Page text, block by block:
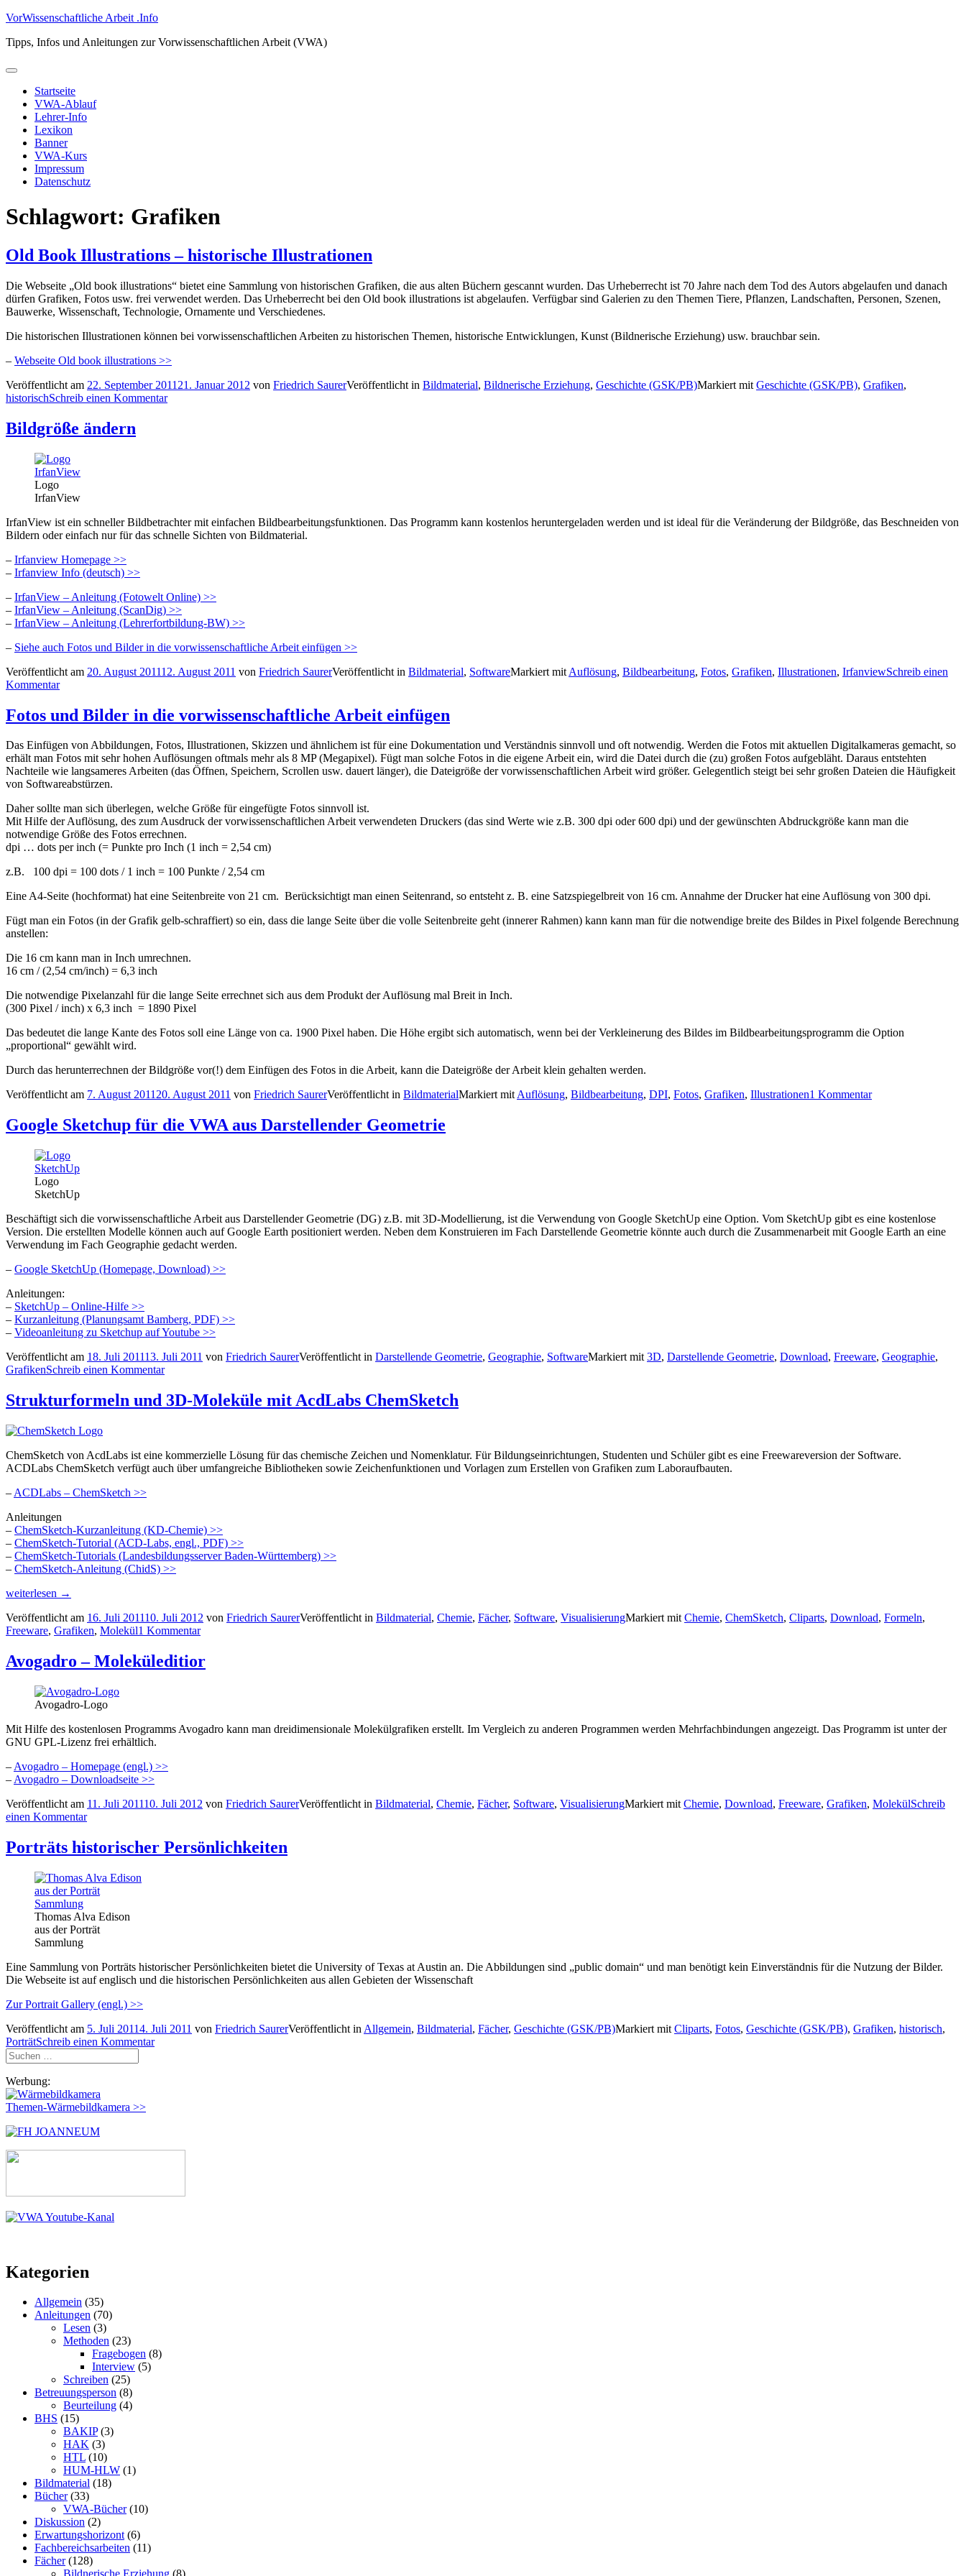
Zum
springen
VorWissenschaftliche Arbeit .Info
Tipps, Infos und Anleitungen zur Vorwissenschaftlichen Arbeit (VWA)
Primäres
Startseite
VWA-Ablauf
Lehrer-Info
Lexikon
Banner
VWA-Kurs
Impressum
Datenschutz
Schlagwort: Grafiken
Old Book Illustrations – historische Illustrationen
Die Webseite „Old book illustrations“ bietet eine Sammlung von historischen Grafiken, die aus alten Büchern gescannt wurden. Das Urheberrecht ist 70 Jahre nach dem Tod des Autors abgelaufen und danach
dürfen Grafiken, Fotos usw. frei verwendet werden. Das Urheberrecht bei den Old book illustrations ist abgelaufen. Verfügbar sind Galerien zu den Themen Tiere, Pflanzen, Landschaften, Personen, Szenen,
Bauwerke, Wissenschaft, Technologie, Ornamente und Verschiedenes.
Die historischen Illustrationen können bei vorwissenschaftlichen Arbeiten zu historischen Themen, historische Entwicklungen, Kunst (Bildnerische Erziehung) usw. brauchbar sein.
– Webseite Old book illustrations >>
Veröffentlicht am 22. September 2011 21. Januar 2012 von Friedrich SaurerVeröffentlicht in Bildmaterial, Bildnerische Erziehung, Geschichte (GSK/PB)Markiert mit Geschichte (GSK/PB), Grafiken,
historischSchreib einen Kommentar
Bildgröße ändern
Logo
IrfanView
IrfanView ist ein schneller Bildbetrachter mit einfachen Bildbearbeitungsfunktionen. Das Programm kann kostenlos heruntergeladen werden und ist ideal für die Veränderung der Bildgröße, das Beschneiden von
Bildern oder einfach nur für das schnelle Sichten von Bildmaterial.
– Irfanview Homepage >>
– Irfanview Info (deutsch) >>
– IrfanView – Anleitung (Fotowelt Online) >>
– IrfanView – Anleitung (ScanDig) >>
– IrfanView – Anleitung (Lehrerfortbildung-BW) >>
– Siehe auch Fotos und Bilder in die vorwissenschaftliche Arbeit einfügen >>
Veröffentlicht am 20. August 201112. August 2011 von Friedrich SaurerVeröffentlicht in Bildmaterial, SoftwareMarkiert mit Auflösung, Bildbearbeitung, Fotos, Grafiken, Illustrationen, IrfanviewSchreib einen
Kommentar
Fotos und Bilder in die vorwissenschaftliche Arbeit einfügen
Das Einfügen von Abbildungen, Fotos, Illustrationen, Skizzen und ähnlichem ist für eine Dokumentation und Verständnis sinnvoll und oft notwendig. Werden die Fotos mit aktuellen Digitalkameras gemacht, so
erhält man Fotos mit sehr hohen Auflösungen oftmals mehr als 8 MP (Megapixel). Fügt man solche Fotos in die eigene Arbeit ein, wird die Datei durch die (zu) großen Fotos aufgebläht. Daraus entstehten
Nachteile wie langsameres Arbeiten (das Öffnen, Speichern, Scrollen usw. dauert länger), die Dateigröße der vorwissenschaftlichen Arbeit wird größer. Gelegentlich steigt bei sehr großen Dateien die Häufigkeit
von Softwareabstürzen.
Daher sollte man sich überlegen, welche Größe für eingefügte Fotos sinnvoll ist.
Mit Hilfe der Auflösung, des zum Ausdruck der vorwissenschaftlichen Arbeit verwendeten Druckers (das sind Werte wie z.B. 300 dpi oder 600 dpi) und der gewünschten Abdruckgröße kann man die
notwendige Größe des Fotos errechnen.
dpi … dots per inch (= Punkte pro Inch (1 inch = 2,54 cm)
z.B. 100 dpi = 100 dots / 1 inch = 100 Punkte / 2,54 cm
Eine A4-Seite (hochformat) hat eine Seitenbreite von 21 cm. Berücksichtigt man einen Seitenrand, so entsteht z. B. eine Satzspiegelbreit von 16 cm. Annahme der Drucker hat eine Auflösung von 300 dpi.
Fügt man ein Fotos (in der Grafik gelb-schraffiert) so ein, dass die lange Seite über die volle Seitenbreite geht (innerer Rahmen) kann kann man für die notwendige breite des Bildes in Pixel folgende Berechnung
anstellen:
Die 16 cm kann man in Inch umrechnen.
16 cm / (2,54 cm/inch) = 6,3 inch
Die notwendige Pixelanzahl für die lange Seite errechnet sich aus dem Produkt der Auflösung mal Breit in Inch.
(300 Pixel / inch) x 6,3 inch = 1890 Pixel
Das bedeutet die lange Kante des Fotos soll eine Länge von ca. 1900 Pixel haben. Die Höhe ergibt sich automatisch, wenn bei der Verkleinerung des Bildes im Bildbearbeitungsprogramm die Option
„proportional“ gewählt wird.
Durch das herunterrechnen der Bildgröße vor(!) dem Einfügen des Fotos in die Arbeit, kann die Dateigröße der Arbeit klein gehalten werden.
Veröffentlicht am 7. August 201120. August 2011 von Friedrich SaurerVeröffentlicht in BildmaterialMarkiert mitAuflösung, Bildbearbeitung, DPI, Fotos, Grafiken, Illustrationen1 Kommentar
Google Sketchup für die VWA aus Darstellender Geometrie
Logo
SketchUp
Beschäftigt sich die vorwissenschaftliche Arbeit aus Darstellender Geometrie (DG) z.B. mit 3D-Modellierung, ist die Verwendung von Google SketchUp eine Option. Vom SketchUp gibt es eine kostenlose
Version. Die erstellten Modelle können auch auf Google Earth positioniert werden. Neben dem Konstruieren im Fach Darstellende Geometrie könnte auch durch die Zusammenarbeit mit Google Earth an eine
Verwendung im Fach Geographie gedacht werden.
– Google SketchUp (Homepage, Download) >>
Anleitungen:
– SketchUp – Online-Hilfe >>
– Kurzanleitung (Planungsamt Bamberg, PDF) >>
– Videoanleitung zu Sketchup auf Youtube >>
Veröffentlicht am 18. Juli 201113. Juli 2011 von Friedrich SaurerVeröffentlicht in Darstellende Geometrie, Geographie, SoftwareMarkiert mit 3D, Darstellende Geometrie, Download, Freeware, Geographie,
GrafikenSchreib einen Kommentar
Strukturformeln und 3D-Moleküle mit AcdLabs ChemSketch
ChemSketch von AcdLabs ist eine kommerzielle Lösung für das chemische Zeichen und Nomenklatur. Für Bildungseinrichtungen, Studenten und Schüler gibt es eine Freewareversion der Software.
ACDLabs ChemSketch verfügt auch über umfangreiche Bibliotheken sowie Zeichenfunktionen und Vorlagen zum Erstellen von Grafiken zum Laboraufbauten.
– ACDLabs – ChemSketch >>
Anleitungen
– ChemSketch-Kurzanleitung (KD-Chemie) >>
– ChemSketch-Tutorial (ACD-Labs, engl., PDF) >>
– ChemSketch-Tutorials (Landesbildungsserver Baden-Württemberg) >>
– ChemSketch-Anleitung (ChidS) >>
„Strukturformeln
3D-
Moleküle
AcdLabs
ChemSketch“
weiterlesen →
Veröffentlicht am 16. Juli 201110. Juli 2012 von Friedrich SaurerVeröffentlicht in Bildmaterial, Chemie, Fächer, Software, VisualisierungMarkiert mit Chemie, ChemSketch, Cliparts, Download, Formeln,
Freeware, Grafiken, Molekül1 Kommentar
Avogadro – Moleküleditior
Avogadro-Logo
Mit Hilfe des kostenlosen Programms Avogadro kann man dreidimensionale Molekülgrafiken erstellt. Im Vergleich zu anderen Programmen werden Mehrfachbindungen angezeigt. Das Programm ist unter der
GNU GPL-Lizenz frei erhältlich.
– Avogadro – Homepage (engl.) >>
– Avogadro – Downloadseite >>
Veröffentlicht am 11. Juli 201110. Juli 2012 von Friedrich SaurerVeröffentlicht in Bildmaterial, Chemie, Fächer, Software, VisualisierungMarkiert mit Chemie, Download, Freeware, Grafiken, MolekülSchreib
einen Kommentar
Porträts historischer Persönlichkeiten
Thomas Alva Edison
aus der Porträt
Sammlung
Eine Sammlung von Porträts historischer Persönlichkeiten bietet die University of Texas at Austin an. Die Abbildungen sind „public domain“ und man benötigt kein Einverständnis für die Nutzung der Bilder.
Die Webseite ist auf englisch und die historischen Persönlichkeiten aus allen Gebieten der Wissenschaft
Zur Portrait Gallery (engl.) >>
Veröffentlicht am 5. Juli 20114. Juli 2011 von Friedrich SaurerVeröffentlicht in Allgemein, Bildmaterial, Fächer, Geschichte (GSK/PB)Markiert mit Cliparts, Fotos, Geschichte (GSK/PB), Grafiken, historisch,
PorträtSchreib einen Kommentar
Suchen
nach:
Werbung:
Themen-Wärmebildkamera >>
Kategorien
Allgemein (35)
Anleitungen (70)
Lesen (3)
Methoden (23)
Fragebogen (8)
Interview (5)
Schreiben (25)
Betreuungsperson (8)
Beurteilung (4)
BHS (15)
BAKIP(3)
HAK (3)
HTL (10)
HUM-HLW (1)
Bildmaterial (18)
Bücher(33)
VWA-Bücher(10)
Diskussion (2)
Erwartungshorizont(6)
Fachbereichsarbeiten (11)
Fächer(128)